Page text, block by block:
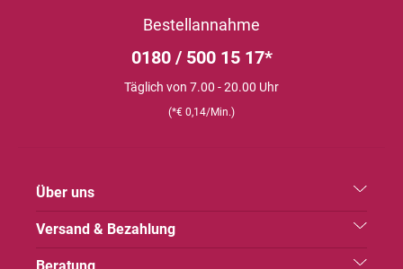
Bestellannahme
0180 / 500 15 17*
Täglich von 7.00 - 20.00 Uhr
(*€ 0,14/Min.)
Über uns
Versand & Bezahlung